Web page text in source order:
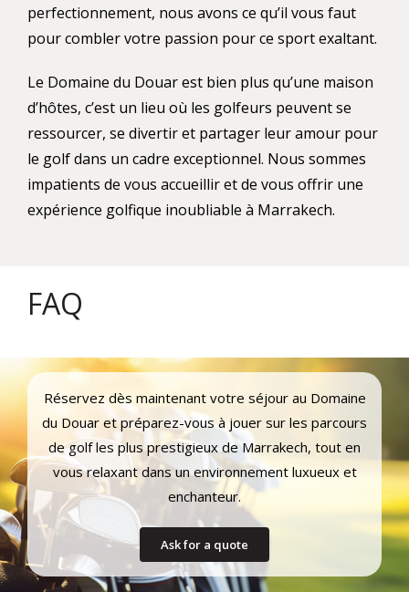
perfectionnement, nous avons ce qu’il vous faut
pour combler votre passion pour ce sport exaltant.
Le Domaine du Douar est bien plus qu’une maison
d’hôtes, c’est un lieu où les golfeurs peuvent se
ressourcer, se divertir et partager leur amour pour
le golf dans un cadre exceptionnel. Nous sommes
impatients de vous accueillir et de vous offrir une
expérience golfique inoubliable à Marrakech.
FAQ
Réservez dès maintenant votre séjour au Domaine
du Douar et préparez-vous à jouer sur les parcours
de golf les plus prestigieux de Marrakech, tout en
vous relaxant dans un environnement luxueux et
enchanteur.
Ask for a quote